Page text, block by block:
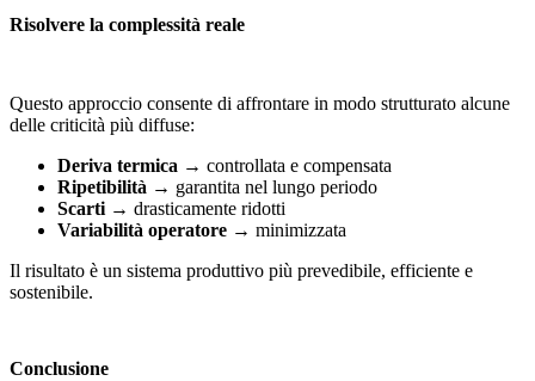
Risolvere la complessità reale
Questo approccio consente di affrontare in modo strutturato alcune
delle criticità più diffuse:
Deriva termica → controllata e compensata
Ripetibilità → garantita nel lungo periodo
Scarti → drasticamente ridotti
Variabilità operatore → minimizzata
Il risultato è un sistema produttivo più prevedibile, efficiente e
sostenibile.
Conclusione